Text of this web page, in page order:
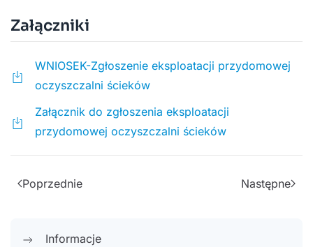
Załączniki
WNIOSEK-Zgłoszenie eksploatacji przydomowej
oczyszczalni ścieków
Załącznik do zgłoszenia eksploatacji
przydomowej oczyszczalni ścieków
Poprzednie Następne
Informacje